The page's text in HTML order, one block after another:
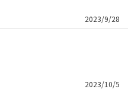
2023/9/28
2023/10/5